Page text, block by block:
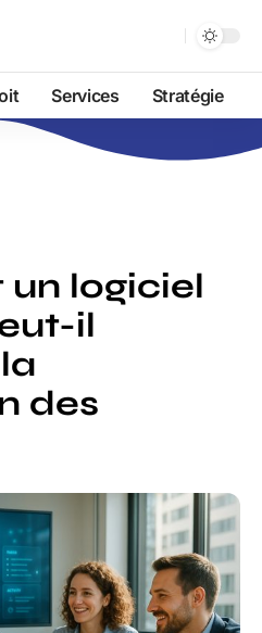
Services Stratégie
logiciel
il
des